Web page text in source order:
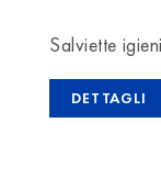
Salviette
DETTAGLI